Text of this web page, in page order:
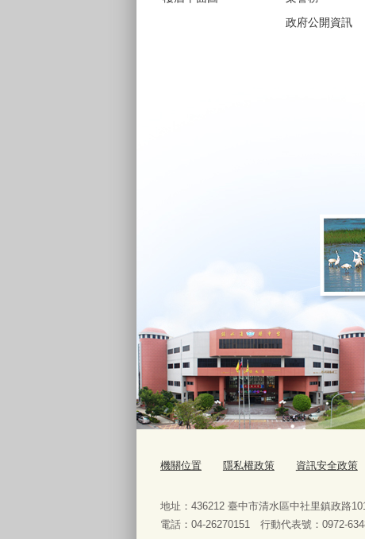
政府公開資訊
機關位置 隱私權政策 資訊安全政策
地址：436212 臺中市清水區中社里鎮政
電話：04-26270151 行動代表號：0972-